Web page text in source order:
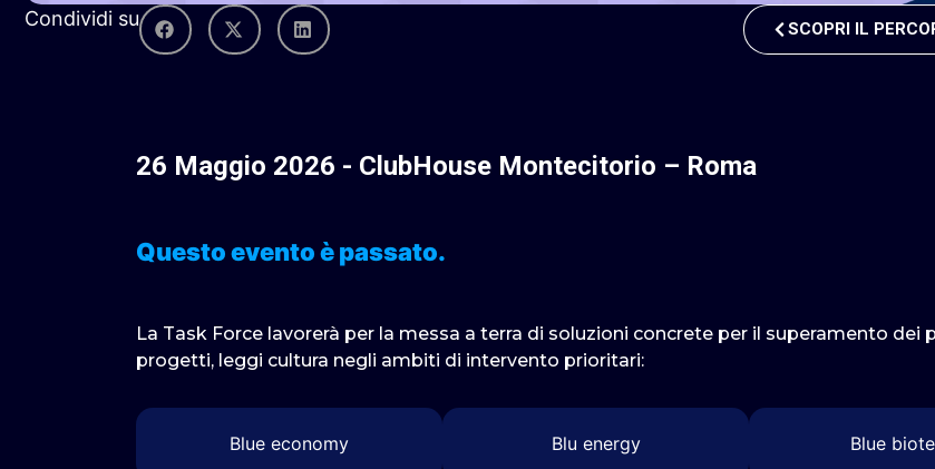
Condividi su SCOPRI IL
26 Maggio 2026 - ClubHouse Montecitorio – Roma
Questo evento è passato.
La Task Force lavorerà per la messa a terra di soluzioni concrete per il superamento
progetti, leggi cultura negli ambiti di intervento prioritari:
Blue economy Blu energy Blue